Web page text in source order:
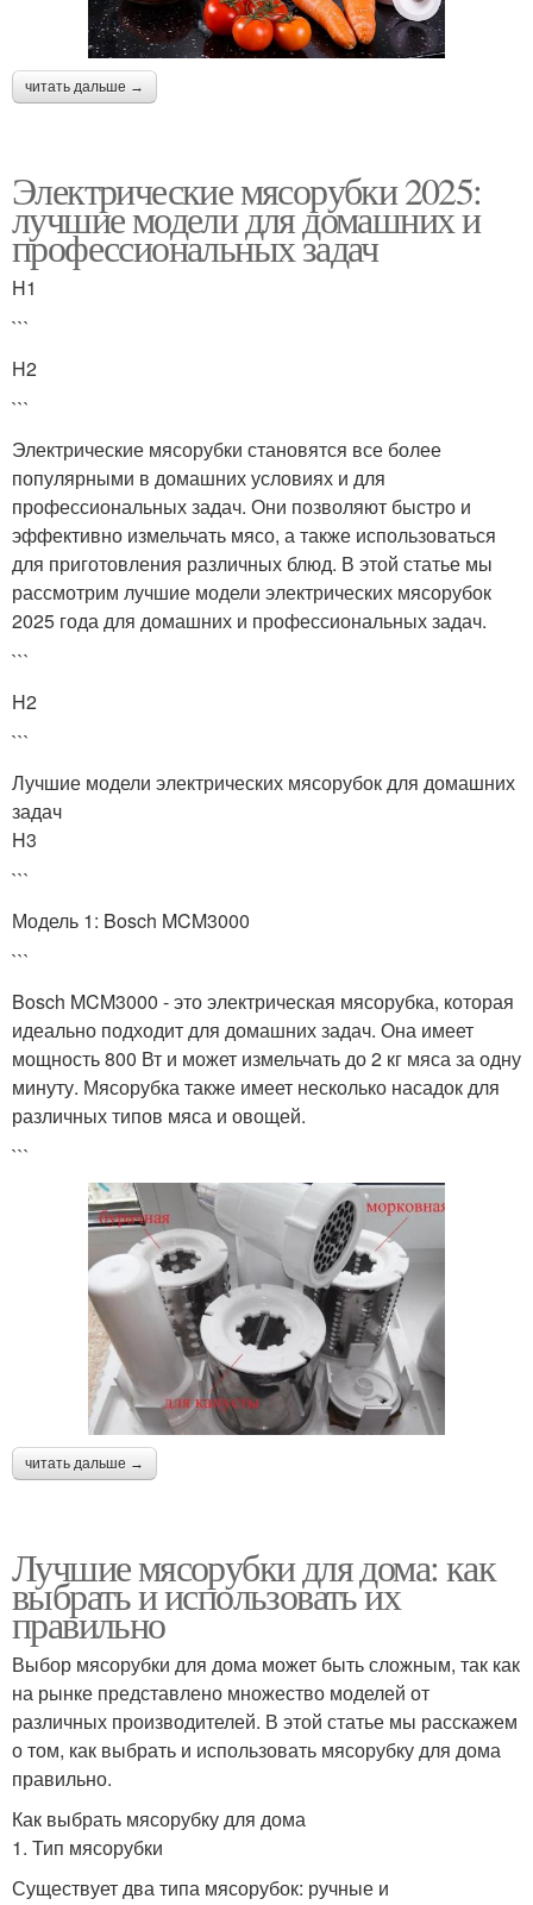
читать дальше →
Электрические мясорубки 2025:
лучшие модели для домашних и
профессиональных задач
H1
```
H2
```
Электрические мясорубки становятся все более
популярными в домашних условиях и для
профессиональных задач. Они позволяют быстро и
эффективно измельчать мясо, а также использоваться
для приготовления различных блюд. В этой статье мы
рассмотрим лучшие модели электрических мясорубок
2025 года для домашних и профессиональных задач.
```
H2
```
Лучшие модели электрических мясорубок для домашних
задач
H3
```
Модель 1: Bosch MCM3000
```
Bosch MCM3000 - это электрическая мясорубка, которая
идеально подходит для домашних задач. Она имеет
мощность 800 Вт и может измельчать до 2 кг мяса за одну
минуту. Мясорубка также имеет несколько насадок для
различных типов мяса и овощей.
```
читать дальше →
Лучшие мясорубки для дома: как
выбрать и использовать их
правильно
Выбор мясорубки для дома может быть сложным, так как
на рынке представлено множество моделей от
различных производителей. В этой статье мы расскажем
о том, как выбрать и использовать мясорубку для дома
правильно.
Как выбрать мясорубку для дома
1. Тип мясорубки
Существует два типа мясорубок: ручные и